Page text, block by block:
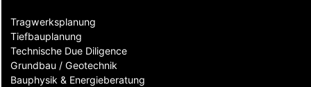
Tragwerksplanung
Tiefbauplanung
Technische Due Diligence
Grundbau / Geotechnik
Bauphysik & Energieberatung